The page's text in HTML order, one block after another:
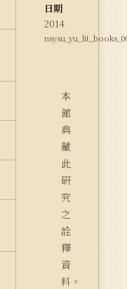
日期
2014
本
館
典
藏
此
研
究
之
詮
釋
資
料。